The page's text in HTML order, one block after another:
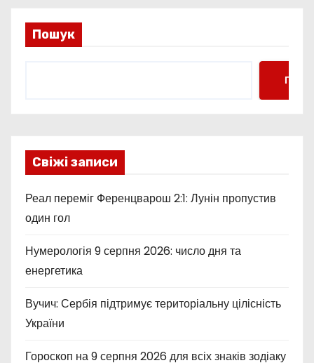
Пошук
Свіжі записи
Реал переміг Ференцварош 2:1: Лунін пропустив
один гол
Нумерологія 9 серпня 2026: число дня та
енергетика
Вучич: Сербія підтримує територіальну цілісність
України
Гороскоп на 9 серпня 2026 для всіх знаків зодіаку